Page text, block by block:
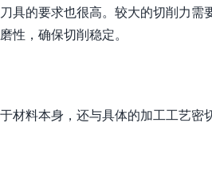
具的要求也很高。较大的切削力
性，确保切削稳定。
材料本身，还与具体的加工工艺